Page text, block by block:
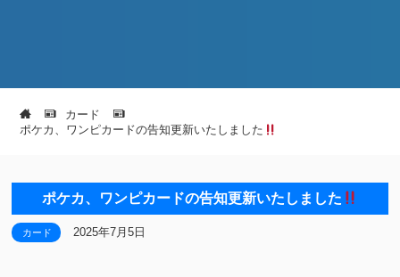
カード
ポケカ、ワンピカードの告知更新いたしました
ポケカ、ワンピカードの告知更新いたしました
カード 2025年7月5日